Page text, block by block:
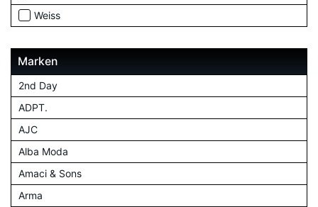
Weiss
Marken
2nd Day
ADPT.
AJC
Alba Moda
Amaci & Sons
Arma